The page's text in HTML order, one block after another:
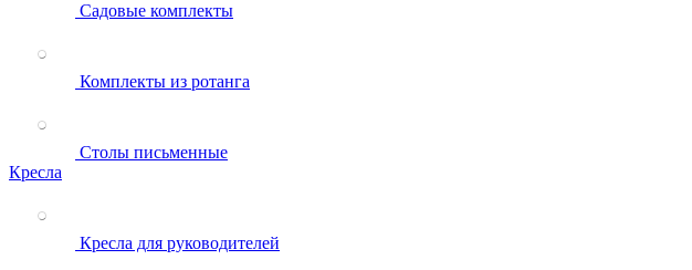
Садовые комплекты
Комплекты из ротанга
Столы письменные
Кресла
Кресла для руководителей